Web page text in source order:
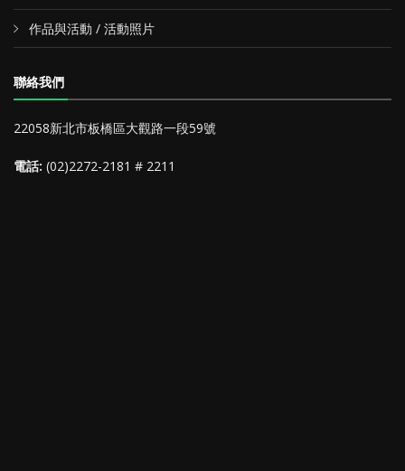
作品與活動 / 活動照片
聯絡我們
22058新北市板橋區大觀路一段59號
電話: (02)2272-2181 # 2211